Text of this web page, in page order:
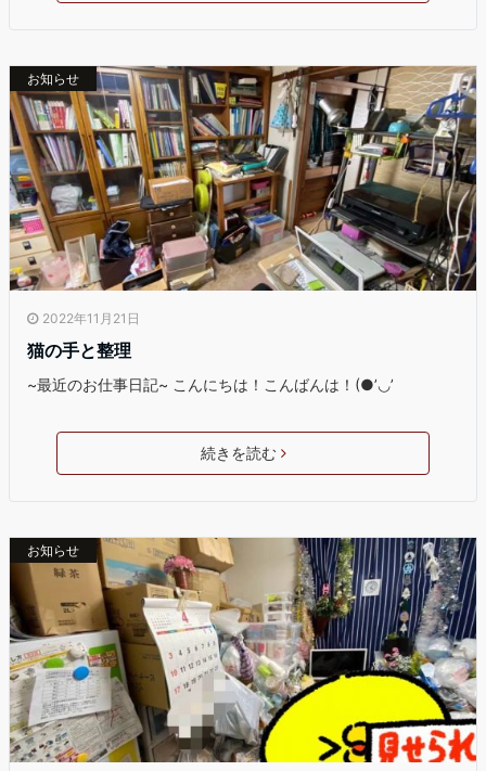
お知らせ
2022年11月21日
猫の手と整理
~最近のお仕事日記~ こんにちは！こんばんは！(●’◡’
続きを読む
お知らせ